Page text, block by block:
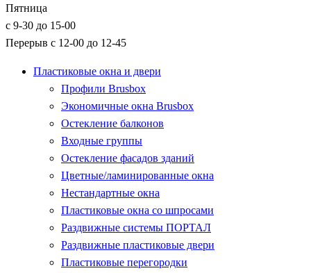
Пятница
с 9-30 до 15-00
Перерыв с 12-00 до 12-45
Пластиковые окна и двери
Профили Brusbox
Экономичные окна Brusbox
Остекление балконов
Входные группы
Остекление фасадов зданий
Цветные/ламинированные окна
Нестандартные окна
Пластиковые окна со шпросами
Раздвижные системы ПОРТАЛ
Раздвижные пластиковые двери
Пластиковые перегородки